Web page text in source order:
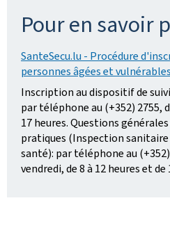
Pour en savoir
SanteSecu.lu - Procédure
personnes âgées et vulnérables
Inscription au dispositif de
par téléphone au (+352) 2755,
17 heures. Questions
pratiques (Inspection sanitaire
santé): par téléphone au
vendredi, de 8 à 12 heures et de